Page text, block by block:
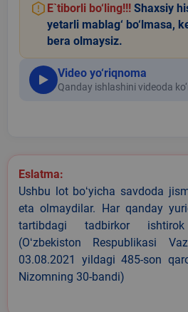
E`tiborli bo‘ling!!! Shaxsiy
yetarli mablag‘ bo‘lmasa,
bera olmaysiz.
Video yo‘riqnoma
Qanday ishlashini videoda
Eslatma:
Ushbu lot boʻyicha savdoda
eta olmaydilar. Har qanday
tartibdagi tadbirkor
(Oʻzbekiston Respublikasi
03.08.2021 yildagi 485-son
Nizomning 30-bandi)